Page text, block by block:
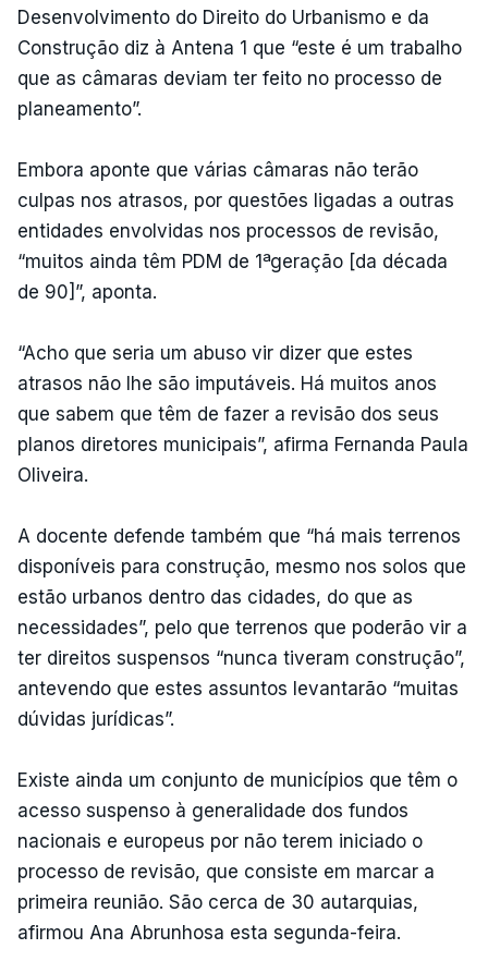
Desenvolvimento do Direito do Urbanismo e da
Construção diz à Antena 1 que “este é um trabalho
que as câmaras deviam ter feito no processo de
planeamento”.
Embora aponte que várias câmaras não terão
culpas nos atrasos, por questões ligadas a outras
entidades envolvidas nos processos de revisão,
“muitos ainda têm PDM de 1ªgeração [da década
de 90]”, aponta.
“Acho que seria um abuso vir dizer que estes
atrasos não lhe são imputáveis. Há muitos anos
que sabem que têm de fazer a revisão dos seus
planos diretores municipais”, afirma Fernanda Paula
Oliveira.
A docente defende também que “há mais terrenos
disponíveis para construção, mesmo nos solos que
estão urbanos dentro das cidades, do que as
necessidades”, pelo que terrenos que poderão vir a
ter direitos suspensos “nunca tiveram construção”,
antevendo que estes assuntos levantarão “muitas
dúvidas jurídicas”.
Existe ainda um conjunto de municípios que têm o
acesso suspenso à generalidade dos fundos
nacionais e europeus por não terem iniciado o
processo de revisão, que consiste em marcar a
primeira reunião. São cerca de 30 autarquias,
afirmou Ana Abrunhosa esta segunda-feira.